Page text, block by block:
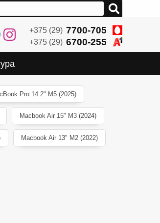
+375 (29) 7700-705
+375 (29) 6700-255
Pro 14.2" M5 (2025)
Macbook Air 15" M3 (2024)
Macbook Air 13" M2 (2022)